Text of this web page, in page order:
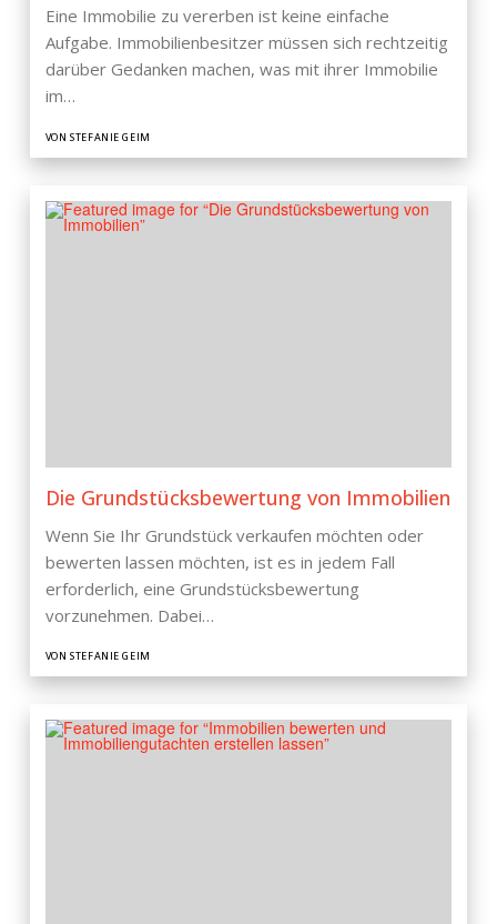
Eine Immobilie zu vererben ist keine einfache
Aufgabe. Immobilienbesitzer müssen sich rechtzeitig
darüber Gedanken machen, was mit ihrer Immobilie
im…
VON STEFANIE GEIM
Die Grundstücksbewertung von Immobilien
Wenn Sie Ihr Grundstück verkaufen möchten oder
bewerten lassen möchten, ist es in jedem Fall
erforderlich, eine Grundstücksbewertung
vorzunehmen. Dabei…
VON STEFANIE GEIM